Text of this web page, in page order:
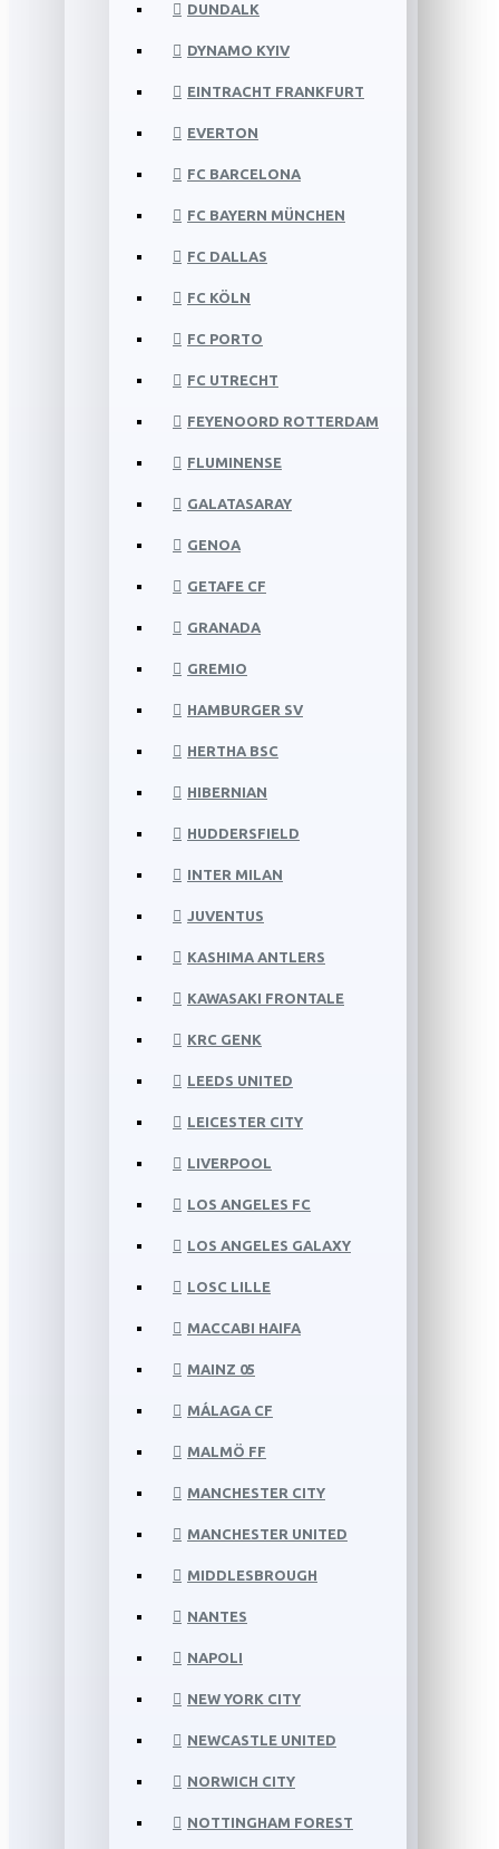
DUNDALK
DYNAMO KYIV
EINTRACHT FRANKFURT
EVERTON
FC BARCELONA
FC BAYERN MÜNCHEN
FC DALLAS
FC KÖLN
FC PORTO
FC UTRECHT
FEYENOORD ROTTERDAM
FLUMINENSE
GALATASARAY
GENOA
GETAFE CF
GRANADA
GREMIO
HAMBURGER SV
HERTHA BSC
HIBERNIAN
HUDDERSFIELD
INTER MILAN
JUVENTUS
KASHIMA ANTLERS
KAWASAKI FRONTALE
KRC GENK
LEEDS UNITED
LEICESTER CITY
LIVERPOOL
LOS ANGELES FC
LOS ANGELES GALAXY
LOSC LILLE
MACCABI HAIFA
MAINZ 05
MÁLAGA CF
MALMÖ FF
MANCHESTER CITY
MANCHESTER UNITED
MIDDLESBROUGH
NANTES
NAPOLI
NEW YORK CITY
NEWCASTLE UNITED
NORWICH CITY
NOTTINGHAM FOREST